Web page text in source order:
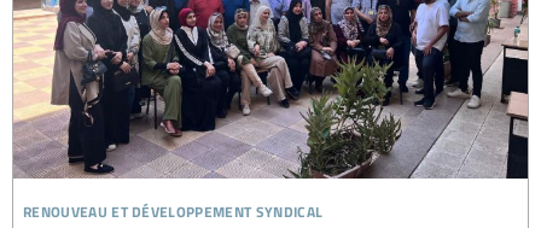
renouveau et développement syndical